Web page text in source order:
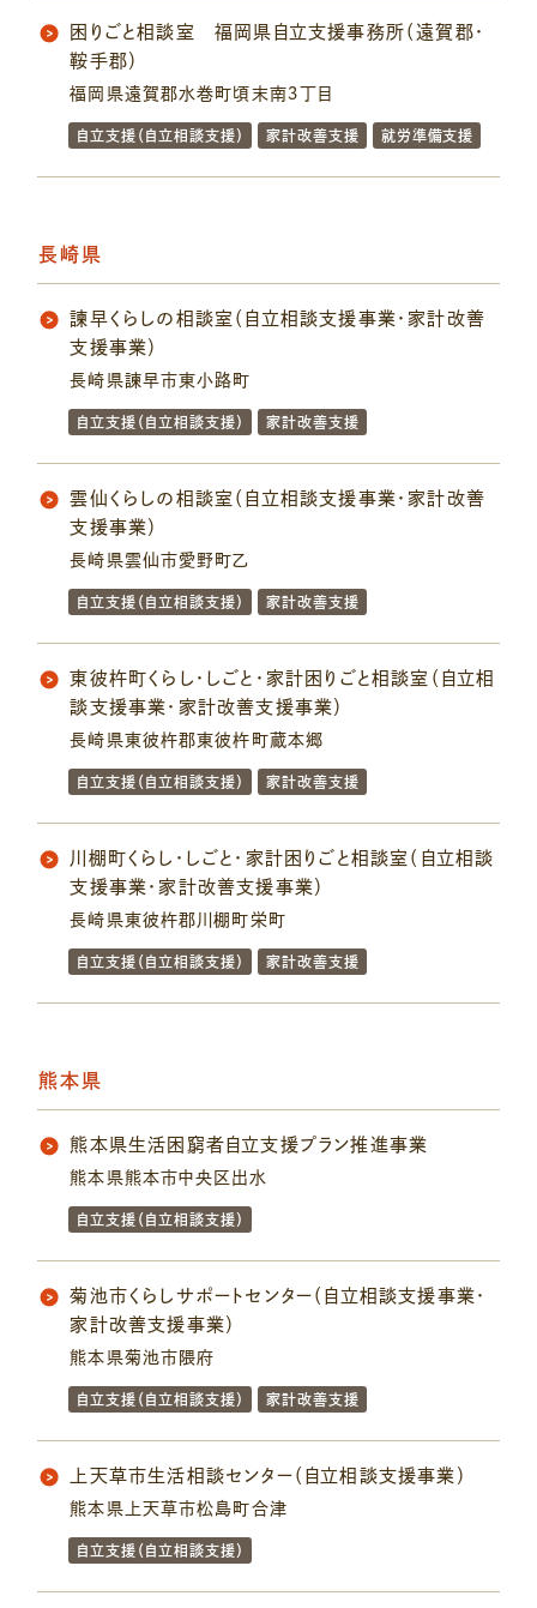
困りごと相談室 福岡県自立支援事務所（遠賀郡・
鞍手郡）
福岡県遠賀郡水巻町頃末南３丁目
自立支援（自立相談支援） 家計改善支援 就労準備支援
長崎県
諫早くらしの相談室（自立相談支援事業・家計改善
支援事業）
長崎県諫早市東小路町
自立支援（自立相談支援） 家計改善支援
雲仙くらしの相談室（自立相談支援事業・家計改善
支援事業）
長崎県雲仙市愛野町乙
自立支援（自立相談支援） 家計改善支援
東彼杵町くらし・しごと・家計困りごと相談室（自立相
談支援事業・家計改善支援事業）
長崎県東彼杵郡東彼杵町蔵本郷
自立支援（自立相談支援） 家計改善支援
川棚町くらし・しごと・家計困りごと相談室（自立相談
支援事業・家計改善支援事業）
長崎県東彼杵郡川棚町栄町
自立支援（自立相談支援） 家計改善支援
熊本県
熊本県生活困窮者自立支援プラン推進事業
熊本県熊本市中央区出水
自立支援（自立相談支援）
菊池市くらしサポートセンター（自立相談支援事業・
家計改善支援事業）
熊本県菊池市隈府
自立支援（自立相談支援） 家計改善支援
上天草市生活相談センター（自立相談支援事業）
熊本県上天草市松島町合津
自立支援（自立相談支援）